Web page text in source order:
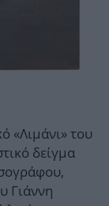
«Λιμάνι» του
δείγμα
Γιάννη